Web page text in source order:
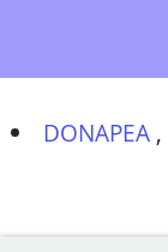
DONAPEA ,